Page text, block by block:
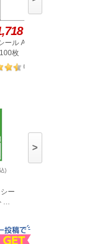
ール A4 ノー
枚
(
)
ー
>